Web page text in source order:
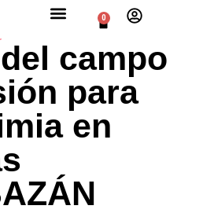
0
campo
para
en